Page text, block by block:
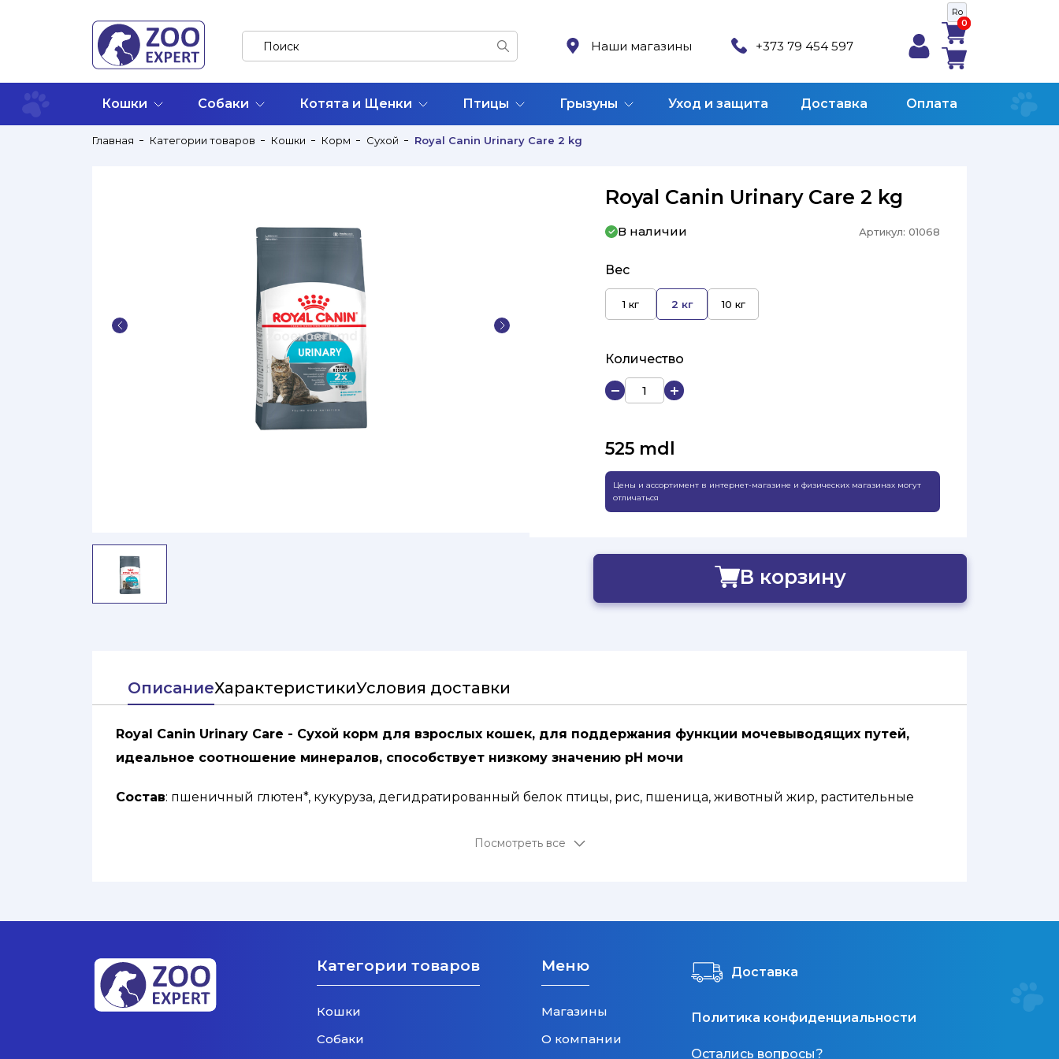
Ro
Наши магазины +373 79 454 597
0
0
Кошки Собаки Котята и Щенки Птицы Грызуны Уход и защита Доставка Оплата
Главная Категории товаров Кошки Корм Сухой Royal Canin Urinary Care 2 kg
Royal Canin Urinary Care 2 kg
В наличии Артикул: 01068
Вес
1 кг 2 кг 10 кг
Количество
525 mdl
Цены и ассортимент в интернет-магазине и физических магазинах могут
отличаться
В корзину
ОписаниеХарактеристикиУсловия доставки
Royal Canin Urinary Care - Сухой корм для взрослых кошек, для поддержания функции мочевыводящих путей,
идеальное соотношение минералов, способствует низкому значению pH мочи
Состав: пшеничный глютен*, кукуруза, дегидратированный белок птицы, рис, пшеница, животный жир, растительные
Пищевые добавки:витамин А (14 000 МЕ/кг), витамин D3 (700 МЕ/кг), железо (33 мг/кг), йод 3,3 мг/кг), медь (10 мг/кг),
Посмотреть все
Категории товаров
Кошки
Собаки
Меню
Магазины
О компании
Доставка
Политика конфиденциальности
Остались вопросы?